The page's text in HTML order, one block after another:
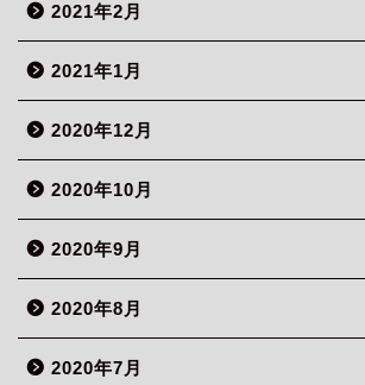
2021年2月
2021年1月
2020年12月
2020年10月
2020年9月
2020年8月
2020年7月